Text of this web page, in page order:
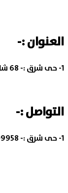
العنوان :-
1- حى شرق :- 68 شارع الجمهورية برج الأطباء أمام بنك CIB .
التواصل :-
1- حى شرق :-